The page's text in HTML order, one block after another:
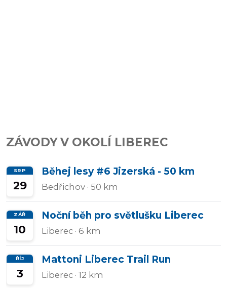
ZÁVODY V OKOLÍ LIBEREC
SRP
29
Běhej lesy #6 Jizerská - 50 km
Bedřichov · 50 km
ZÁŘ
10
Noční běh pro světlušku Liberec
Liberec · 6 km
ŘÍJ
3
Mattoni Liberec Trail Run
Liberec · 12 km